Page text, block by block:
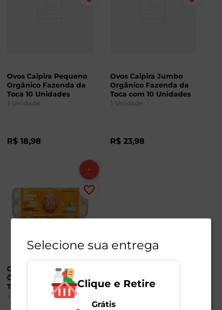
Ovos Caipira Pequeno
Orgânico Fazenda da
Toca 10 Unidades
1 Unidade
R$ 18,98
Ovos Caipira Jumbo
Orgânico Fazenda da
Toca com 10 Unidades
1 Unidade
R$ 23,98
Ovos Caipira Orgânico
Ômega 3 Fazenda da
Toca com 10 Unidades
1
Selecione sua entrega
Clique e Retire
Grátis